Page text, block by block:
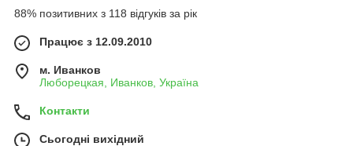
88% позитивних з 118 відгуків за рік
Працює з 12.09.2010
м. Иванков
Люборецкая, Иванков, Україна
Контакти
Сьогодні вихідний